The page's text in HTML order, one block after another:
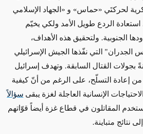
لحركتَي «حماس» و «الجهاد الإسلامي
الردع طويل الأمد ولكي يخيّم
الجنوبية. ولتحقيق هذه الأهداف،
التي نفّذها الجيش الإسرائيلي
بجولات القتال السابقة. وتهدف إسرائيل
من إعادة التسلّح، على الرغم من أنّ كيفية
الإنسانية العاجلة لغزة يبقى سؤالاً
المقاتلون في قطاع غزة أيضاً قوّاتهم
نتائج متباينة.